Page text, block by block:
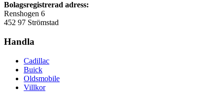
Bolagsregistrerad adress:
Renshogen 6
452 97 Strömstad
Handla
Cadillac
Buick
Oldsmobile
Villkor